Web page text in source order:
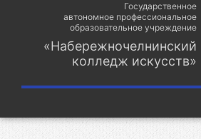
Государственное
автономное профессиональное
образовательное учреждение
«Набережночелнинский
колледж искусств»